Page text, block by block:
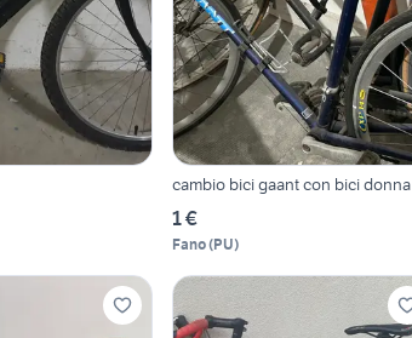
cambio bici gaant con bici donna
1 €
Fano(PU)